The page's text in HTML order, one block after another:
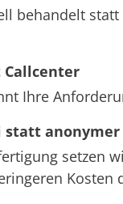
behandelt
Ihre
statt
setzen
Kosten